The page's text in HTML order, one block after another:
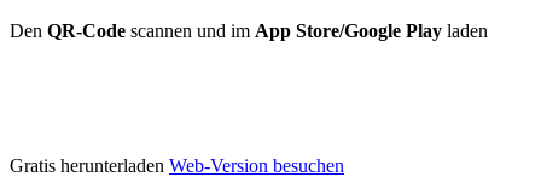
Den QR-Code scannen und im App Store/Google Play laden
Gratis herunterladen Web-Version besuchen